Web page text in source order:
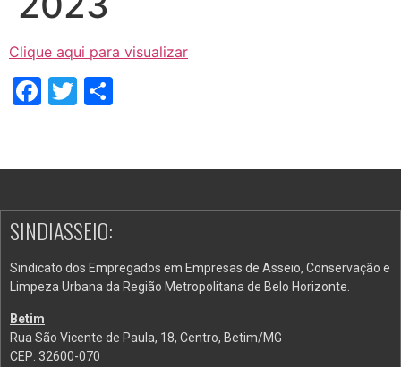
Clique aqui para visualizar
Facebook
Twitter
SINDIASSEIO:
Sindicato dos Empregados em Empresas de Asseio, Conservação e
Limpeza Urbana da Região Metropolitana de Belo Horizonte.
Betim
Rua São Vicente de Paula, 18, Centro, Betim/MG
CEP: 32600-070